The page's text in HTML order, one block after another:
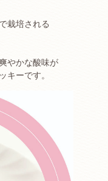
栽培される
やかな酸味が
キーです。